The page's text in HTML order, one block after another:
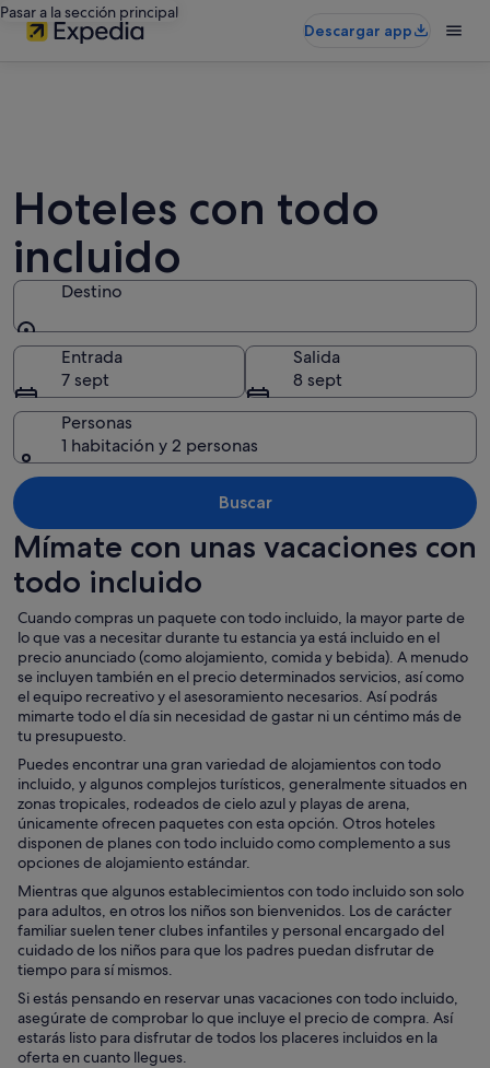
Pasar a la sección principal
Descargar app
Hoteles con todo
incluido
Destino
Destino
Entrada
7 sept
Salida
8 sept
Personas
1 habitación y 2 personas
Buscar
Mímate con unas vacaciones con
todo incluido
Cuando compras un paquete con todo incluido, la mayor parte de
lo que vas a necesitar durante tu estancia ya está incluido en el
precio anunciado (como alojamiento, comida y bebida). A menudo
se incluyen también en el precio determinados servicios, así como
el equipo recreativo y el asesoramiento necesarios. Así podrás
mimarte todo el día sin necesidad de gastar ni un céntimo más de
tu presupuesto.
Puedes encontrar una gran variedad de alojamientos con todo
incluido, y algunos complejos turísticos, generalmente situados en
zonas tropicales, rodeados de cielo azul y playas de arena,
únicamente ofrecen paquetes con esta opción. Otros hoteles
disponen de planes con todo incluido como complemento a sus
opciones de alojamiento estándar.
Mientras que algunos establecimientos con todo incluido son solo
para adultos, en otros los niños son bienvenidos. Los de carácter
familiar suelen tener clubes infantiles y personal encargado del
cuidado de los niños para que los padres puedan disfrutar de
tiempo para sí mismos.
Si estás pensando en reservar unas vacaciones con todo incluido,
asegúrate de comprobar lo que incluye el precio de compra. Así
estarás listo para disfrutar de todos los placeres incluidos en la
oferta en cuanto llegues.